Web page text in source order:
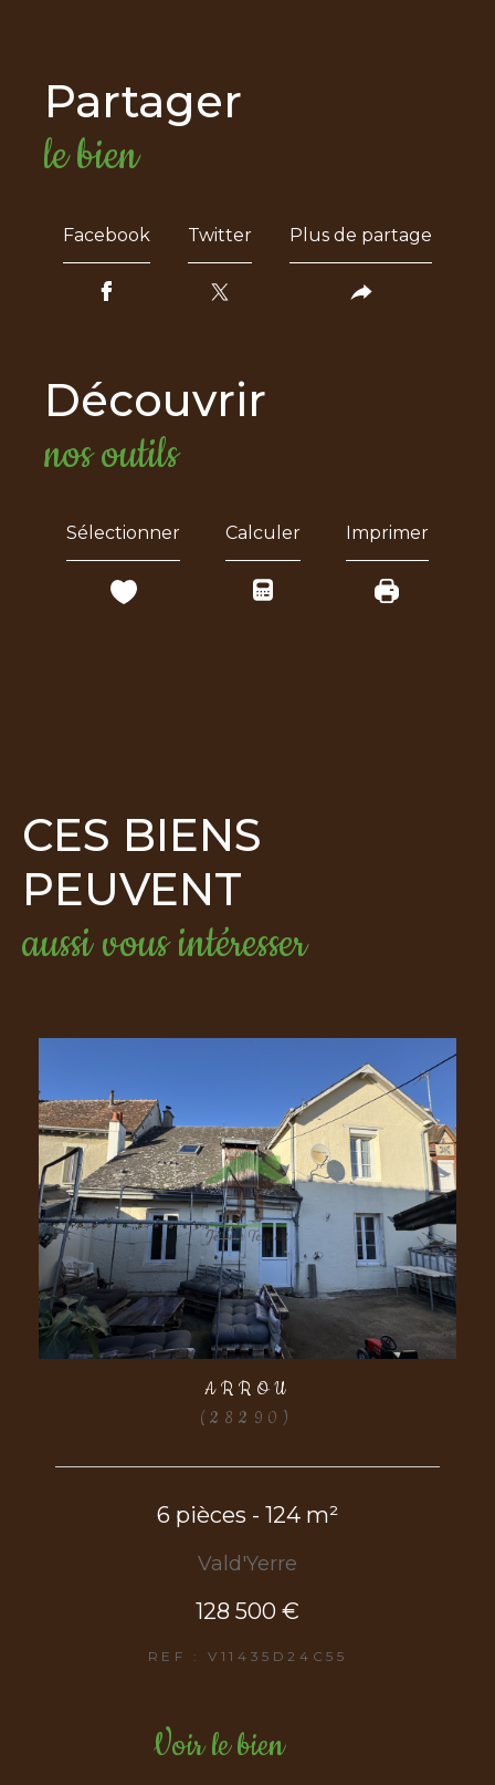
partager
le bien
Facebook Twitter Plus de partage
découvrir
nos outils
Sélectionner Calculer Imprimer
CES BIENS
PEUVENT
aussi vous intéresser
ARROU
(28290)
6 pièces - 124 m²
Vald'Yerre
128 500 €
REF : V11435D24C55
Voir le bien